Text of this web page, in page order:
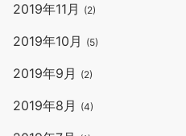
2019年11月 (2)
2019年10月 (5)
2019年9月 (2)
2019年8月 (4)